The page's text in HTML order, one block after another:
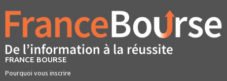
FRANCE BOURSE
Pourquoi vous inscrire